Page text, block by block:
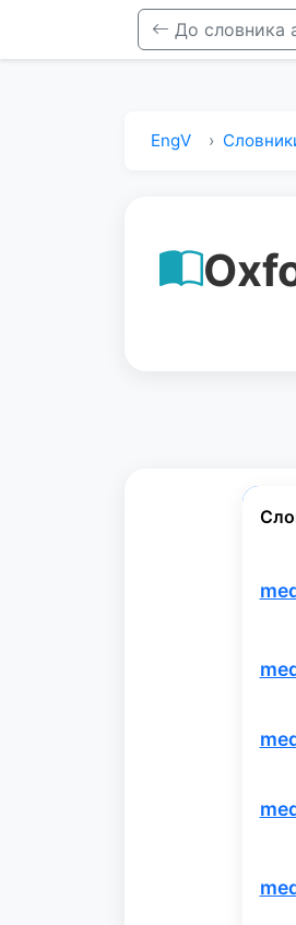
До словника
EngV